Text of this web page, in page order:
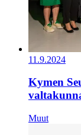
11.9.2024
Kymen
Muut